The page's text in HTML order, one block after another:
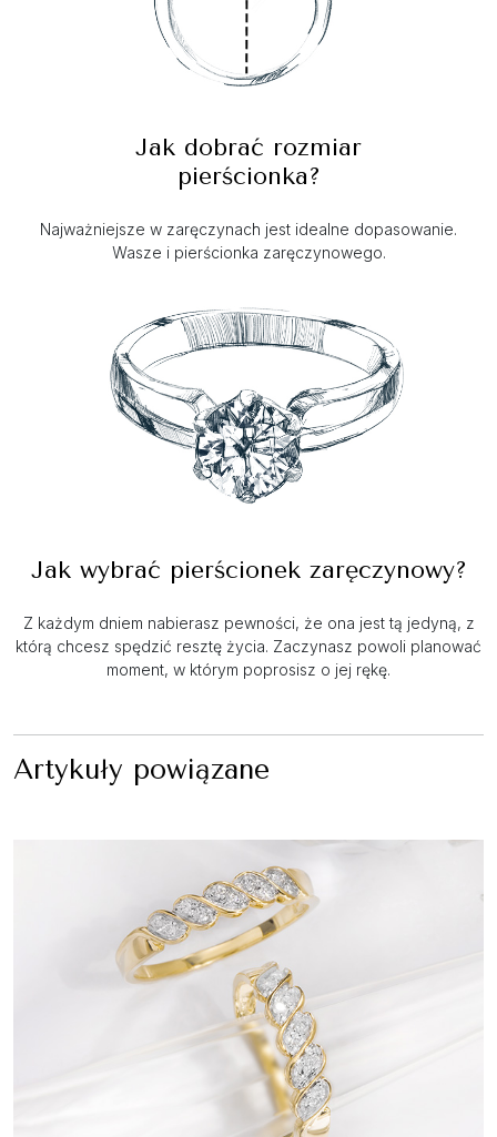
Jak dobrać rozmiar
pierścionka?
Najważniejsze w zaręczynach jest idealne dopasowanie.
Wasze i pierścionka zaręczynowego.
Jak wybrać pierścionek zaręczynowy?
Z każdym dniem nabierasz pewności, że ona jest tą jedyną, z
którą chcesz spędzić resztę życia. Zaczynasz powoli planować
moment, w którym poprosisz o jej rękę.
Artykuły powiązane